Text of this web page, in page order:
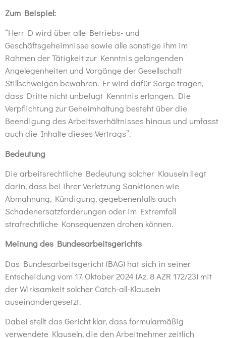
Zum Beispiel:
“Herr D wird über alle Betriebs- und
Geschäftsgeheimnisse sowie alle sonstige ihm im
Rahmen der Tätigkeit zur Kenntnis gelangenden
Angelegenheiten und Vorgänge der Gesellschaft
Stillschweigen bewahren. Er wird dafür Sorge tragen,
dass Dritte nicht unbefugt Kenntnis erlangen. Die
Verpflichtung zur Geheimhaltung besteht über die
Beendigung des Arbeitsverhältnisses hinaus und umfasst
auch die Inhalte dieses Vertrags”.
Bedeutung
Die arbeitsrechtliche Bedeutung solcher Klauseln liegt
darin, dass bei ihrer Verletzung Sanktionen wie
Abmahnung, Kündigung, gegebenenfalls auch
Schadenersatzforderungen oder im Extremfall
strafrechtliche Konsequenzen drohen können.
Meinung des Bundesarbeitsgerichts
Das Bundesarbeitsgericht (BAG) hat sich in seiner
Entscheidung vom 17. Oktober 2024 (Az. 8 AZR 172/23) mit
der Wirksamkeit solcher Catch-all-Klauseln
auseinandergesetzt.
Dabei stellt das Gericht klar, dass formularmäßig
verwendete Klauseln, die den Arbeitnehmer zeitlich